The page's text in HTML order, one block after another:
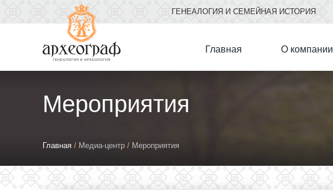
ГЕНЕАЛОГИЯ И СЕМЕЙНАЯ ИСТОРИЯ
Главная О компании
Мероприятия
Вы
здесь
Главная / Медиа-центр / Мероприятия